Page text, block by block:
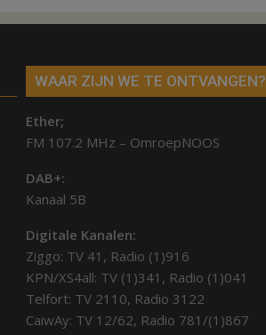
WAAR ZIJN WE TE ONTVANGEN?
Ether;
FM 107.2 MHz – OmroepNOOS
DAB+:
Kanaal 5B
Digitale Kanalen:
Ziggo: TV 41, Radio (1)916
KPN/XS4all: TV (1)341, Radio (1)041
Telfort: TV 2110, Radio 3122
CaiwAy: TV 12/62, Radio 781/(1)867